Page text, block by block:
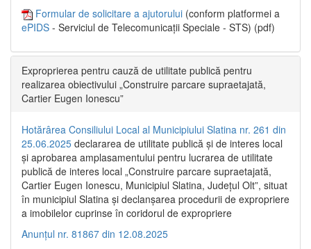
Formular de solicitare a ajutorului (conform platformei a
ePIDS - Serviciul de Telecomunicații Speciale - STS) (pdf)
Exproprierea pentru cauză de utilitate publică pentru
realizarea obiectivului „Construire parcare supraetajată,
Cartier Eugen Ionescu”
Hotărârea Consiliului Local al Municipiului Slatina nr. 261 din
25.06.2025 declararea de utilitate publică și de interes local
și aprobarea amplasamentului pentru lucrarea de utilitate
publică de interes local „Construire parcare supraetajată,
Cartier Eugen Ionescu, Municipiul Slatina, Județul Olt”, situat
în municipiul Slatina și declanșarea procedurii de expropriere
a imobilelor cuprinse în coridorul de expropriere
Anunțul nr. 81867 din 12.08.2025